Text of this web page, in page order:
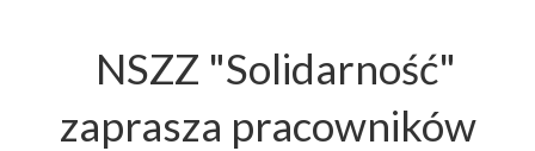
NSZZ "Solidarność"
zaprasza pracowników